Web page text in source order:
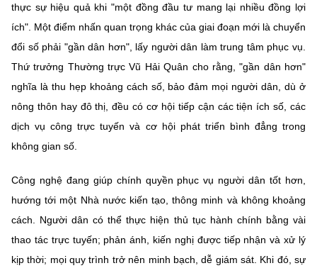
thực sự hiệu quả khi "một đồng đầu tư mang lại nhiều đồng lợi
ích". Một điểm nhấn quan trọng khác của giai đoạn mới là chuyển
đổi số phải "gần dân hơn", lấy người dân làm trung tâm phục vụ.
Thứ trưởng Thường trực Vũ Hải Quân cho rằng, "gần dân hơn"
nghĩa là thu hẹp khoảng cách số, bảo đảm mọi người dân, dù ở
nông thôn hay đô thị, đều có cơ hội tiếp cận các tiện ích số, các
dịch vụ công trực tuyến và cơ hội phát triển bình đẳng trong
không gian số.
Công nghệ đang giúp chính quyền phục vụ người dân tốt hơn,
hướng tới một Nhà nước kiến tạo, thông minh và không khoảng
cách. Người dân có thể thực hiện thủ tục hành chính bằng vài
thao tác trực tuyến; phản ánh, kiến nghị được tiếp nhận và xử lý
kịp thời; mọi quy trình trở nên minh bạch, dễ giám sát. Khi đó, sự